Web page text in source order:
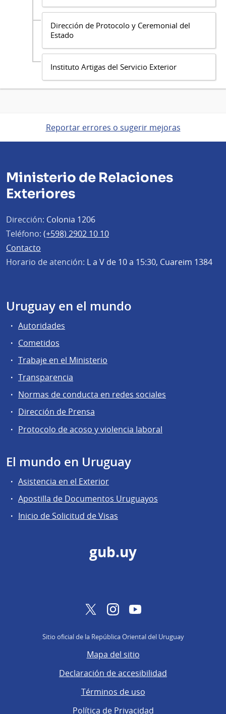
Dirección de Protocolo y Ceremonial del
Estado
Instituto Artigas del Servicio Exterior
Reportar errores o sugerir mejoras
Ministerio de Relaciones
Exteriores
Dirección: Colonia 1206
Teléfono: (+598) 2902 10 10
Contacto
Horario de atención: L a V de 10 a 15:30, Cuareim 1384
Uruguay en el mundo
Autoridades
Cometidos
Trabaje en el Ministerio
Transparencia
Normas de conducta en redes sociales
Dirección de Prensa
Protocolo de acoso y violencia laboral
El mundo en Uruguay
Asistencia en el Exterior
Apostilla de Documentos Uruguayos
Inicio de Solicitud de Visas
gub.uy
TwitterInstagramYouTube
Sitio oficial de la República Oriental del Uruguay
Mapa del sitio
Declaración de accesibilidad
Términos de uso
Política de Privacidad